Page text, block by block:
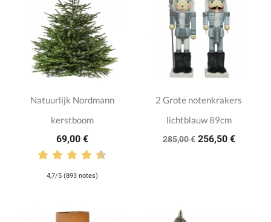
Natuurlijk Nordmann
kerstboom
69,00 €
4,7/5 (893 notes)
2 Grote notenkrakers
lichtblauw 89cm
285,00 € 256,50 €